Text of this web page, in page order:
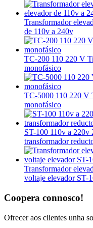
Transformador
de 110v a 240v
TC-200 110 220 V
monofásico
TC-5000 110 220 V
monofásico
ST-100 110v a
transformador
Transformador
voltaje elevador ST-
Coopera connosco!
Ofrecer aos clientes unha